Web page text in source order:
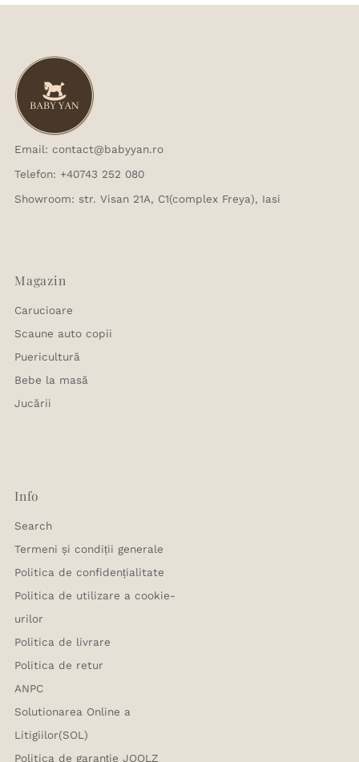
Email: contact@babyyan.ro
Telefon: +40743 252 080
Showroom: str. Visan 21A, C1(complex Freya), Iasi
Magazin
Carucioare
Scaune auto copii
Puericultură
Bebe la masă
Jucării
Info
Search
Termeni și condiții generale
Politica de confidențialitate
Politica de utilizare a cookie-
urilor
Politica de livrare
Politica de retur
ANPC
Solutionarea Online a
Litigiilor(SOL)
Politica de garanție JOOLZ